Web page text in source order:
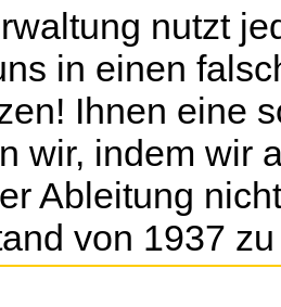
nutzt
in einen
Ihnen eine
wir, indem wir
Ableitung
von 1937